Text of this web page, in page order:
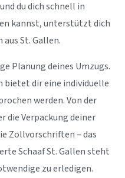
du dich schnell in
kannst, unterstützt dich
St. Gallen.
Planung deines Umzugs.
bietet dir eine individuelle
werden. Von der
die Verpackung deiner
Zollvorschriften – das
Schaaf St. Gallen steht
zu erledigen.